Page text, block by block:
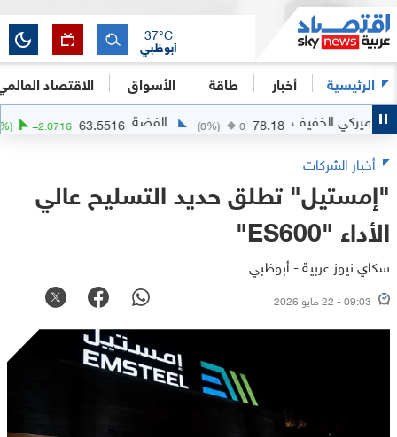
الرئيسية أخبار طاقة الأسواق الاقتصاد
أبوظبي
37°C
الخفيف 78.18
0
( 0%) الفضة 63.5516
+2.0716
+3.37%)
أخبار الشركات
"إمستيل" تطلق حديد التسليح عالي
الأداء "ES600"
سكاي نيوز عربية - أبوظبي
09:03 - 22 مايو 2026